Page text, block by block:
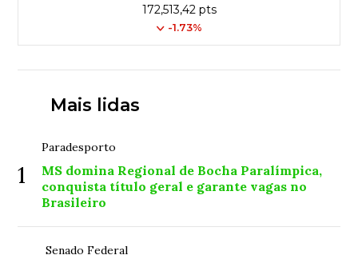
172,513,42 pts
-1.73%
Mais lidas
1
Paradesporto
MS domina Regional de Bocha Paralímpica,
conquista título geral e garante vagas no
Brasileiro
Senado Federal